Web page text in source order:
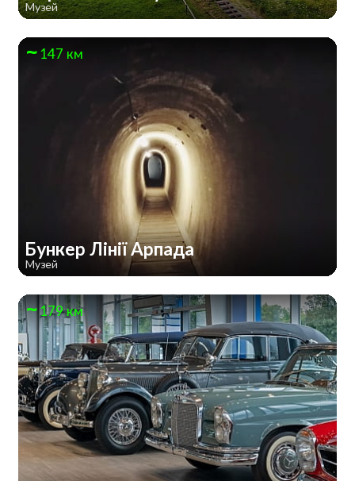
Музей
147 км
Бункер Лінії Арпада
Музей
179 км